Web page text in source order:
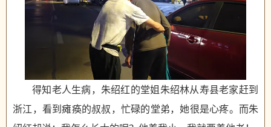
得知老人生病，朱绍红的堂姐朱绍林从寿县老家赶到
浙江，看到瘫痪的叔叔，忙碌的堂弟，她很是心疼。而朱